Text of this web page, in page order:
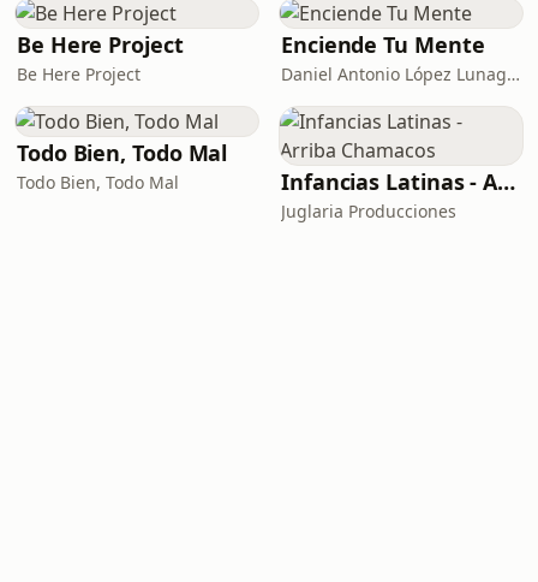
Be Here Project
Be Here Project
Enciende Tu Mente
Daniel Antonio López Lunagómez
Todo Bien, Todo Mal
Todo Bien, Todo Mal Infancias Latinas - Arriba Chamacos
Juglaria Producciones